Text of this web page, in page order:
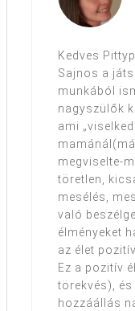
Kedves
Sajnos a
munkából
nagyszülők
ami
megviselte-
töretlen,
mesélés,
való
élményeket
az élet
Ez a pozitív
törekvés),
hozzáállás